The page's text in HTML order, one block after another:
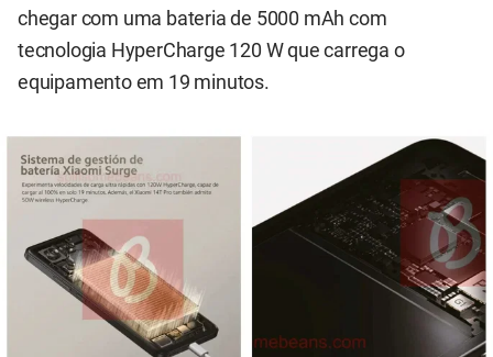
chegar com uma bateria de 5000 mAh com
tecnologia HyperCharge 120 W que carrega o
equipamento em 19 minutos.